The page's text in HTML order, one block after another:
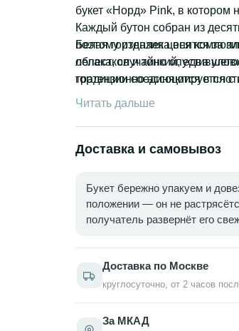
букет «Норд» Pink, в котором
Каждый бутон собран из
поэтому издалека вся
облака, случайно
гортензии соединяются в
изящную форму — букет
рассыпается. Если вы искали,
цена без переплаты за
подойдёт идеально: три
изысков.
Белая гортензия ценится за
лепестков и тонкий, едва
традиционно ассоциируется с
благодарностью, поэтому
романтичный вечер, и на
Читать дальше
Доставка и самовывоз
Букет бережно упакуем и
положении — он не
получатель развернёт его
Доставка по Москве
круглосуточно, от 2 часов
За МКАД